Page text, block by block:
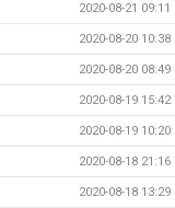
2020-08-21 09:11
2020-08-20 10:38
2020-08-20 08:49
2020-08-19 15:42
2020-08-19 10:20
2020-08-18 21:16
2020-08-18 13:29